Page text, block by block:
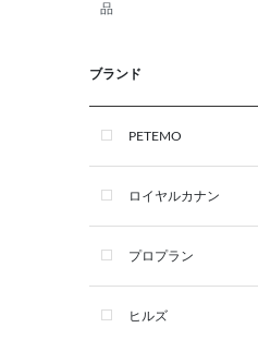
品
首輪・ハーネス(胴輪)・リー
イ・ウェット）
ブランド
PETEMO
ロイヤルカナン
プロプラン
ヒルズ